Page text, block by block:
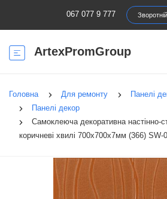
067 077 9 777
ArtexPromGroup
Головна Для ремонту
Панелі
Панелі декор
Самоклеюча декоративна настінно-
коричневі хвилі 700x700x7мм (366) SW-